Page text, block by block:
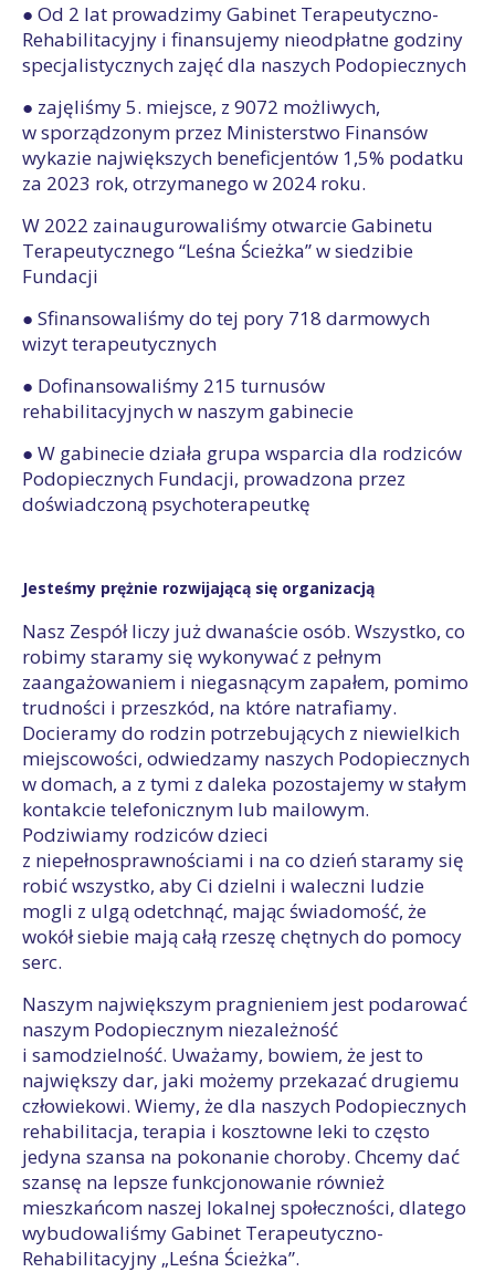
● Od 2 lat prowadzimy Gabinet Terapeutyczno-
Rehabilitacyjny i finansujemy nieodpłatne godziny
specjalistycznych zajęć dla naszych Podopiecznych
● zajęliśmy 5. miejsce, z 9072 możliwych,
w sporządzonym przez Ministerstwo Finansów
wykazie największych beneficjentów 1,5% podatku
za 2023 rok, otrzymanego w 2024 roku.
W 2022 zainaugurowaliśmy otwarcie Gabinetu
Terapeutycznego “Leśna Ścieżka” w siedzibie
Fundacji
● Sfinansowaliśmy do tej pory 718 darmowych
wizyt terapeutycznych
● Dofinansowaliśmy 215 turnusów
rehabilitacyjnych w naszym gabinecie
● W gabinecie działa grupa wsparcia dla rodziców
Podopiecznych Fundacji, prowadzona przez
doświadczoną psychoterapeutkę
Jesteśmy prężnie rozwijającą się organizacją
Nasz Zespół liczy już dwanaście osób. Wszystko, co
robimy staramy się wykonywać z pełnym
zaangażowaniem i niegasnącym zapałem, pomimo
trudności i przeszkód, na które natrafiamy.
Docieramy do rodzin potrzebujących z niewielkich
miejscowości, odwiedzamy naszych Podopiecznych
w domach, a z tymi z daleka pozostajemy w stałym
kontakcie telefonicznym lub mailowym.
Podziwiamy rodziców dzieci
z niepełnosprawnościami i na co dzień staramy się
robić wszystko, aby Ci dzielni i waleczni ludzie
mogli z ulgą odetchnąć, mając świadomość, że
wokół siebie mają całą rzeszę chętnych do pomocy
serc.
Naszym największym pragnieniem jest podarować
naszym Podopiecznym niezależność
i samodzielność. Uważamy, bowiem, że jest to
największy dar, jaki możemy przekazać drugiemu
człowiekowi. Wiemy, że dla naszych Podopiecznych
rehabilitacja, terapia i kosztowne leki to często
jedyna szansa na pokonanie choroby. Chcemy dać
szansę na lepsze funkcjonowanie również
mieszkańcom naszej lokalnej społeczności, dlatego
wybudowaliśmy Gabinet Terapeutyczno-
Rehabilitacyjny „Leśna Ścieżka”.